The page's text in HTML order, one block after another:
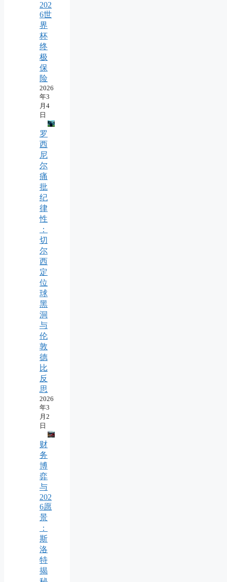
202
6世
界
杯
终
极
保
险
2026
年3
月4
日
罗
西
尼
尔
痛
批
纪
律
性
：
切
尔
西
定
位
球
黑
洞
与
伦
敦
德
比
反
思
2026
年3
月2
日
财
务
博
弈
与
202
6愿
景
：
斯
洛
特
揭